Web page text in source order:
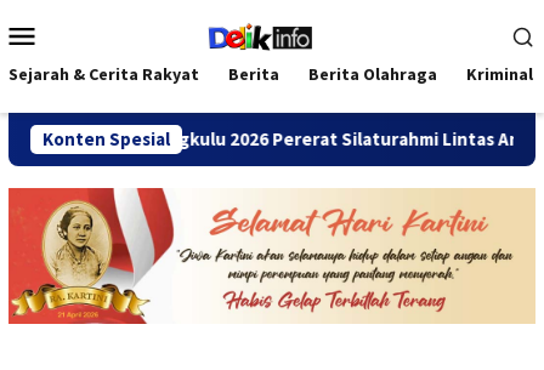
ke
kontenMobile
Sejarah & Cerita Rakyat Berita Berita Olahraga Kriminal
Konten Spesial
SMANDA Bengkulu 2026 Pererat Silaturahmi Lintas Angkatan